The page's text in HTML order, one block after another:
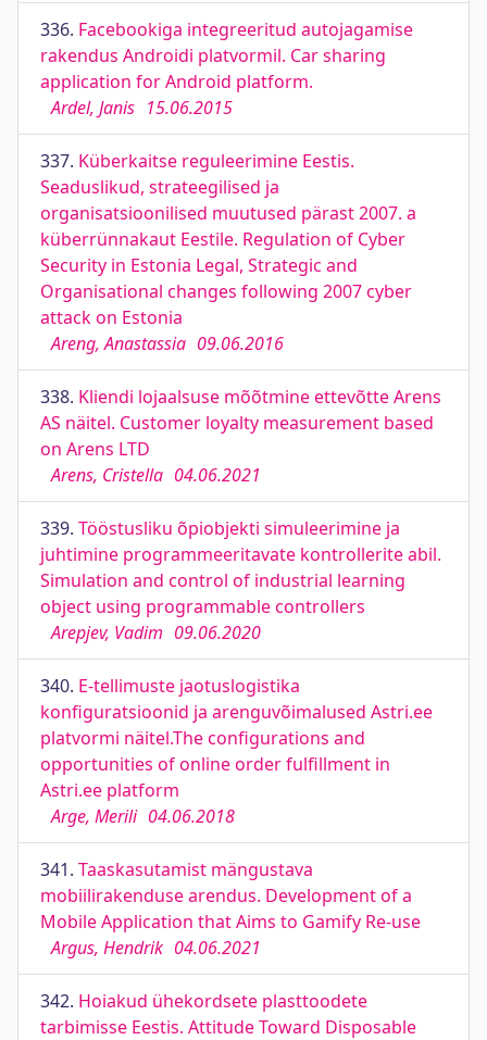
336. Facebookiga integreeritud autojagamise
rakendus Androidi platvormil. Car sharing
application for Android platform.
Ardel, Janis 15.06.2015
337. Küberkaitse reguleerimine Eestis.
Seaduslikud, strateegilised ja
organisatsioonilised muutused pärast 2007. a
küberrünnakaut Eestile. Regulation of Cyber
Security in Estonia Legal, Strategic and
Organisational changes following 2007 cyber
attack on Estonia
Areng, Anastassia 09.06.2016
338. Kliendi lojaalsuse mõõtmine ettevõtte Arens
AS näitel. Customer loyalty measurement based
on Arens LTD
Arens, Cristella 04.06.2021
339. Tööstusliku õpiobjekti simuleerimine ja
juhtimine programmeeritavate kontrollerite abil.
Simulation and control of industrial learning
object using programmable controllers
Arepjev, Vadim 09.06.2020
340. E-tellimuste jaotuslogistika
konfiguratsioonid ja arenguvõimalused Astri.ee
platvormi näitel.The configurations and
opportunities of online order fulfillment in
Astri.ee platform
Arge, Merili 04.06.2018
341. Taaskasutamist mängustava
mobiilirakenduse arendus. Development of a
Mobile Application that Aims to Gamify Re-use
Argus, Hendrik 04.06.2021
342. Hoiakud ühekordsete plasttoodete
tarbimisse Eestis. Attitude Toward Disposable